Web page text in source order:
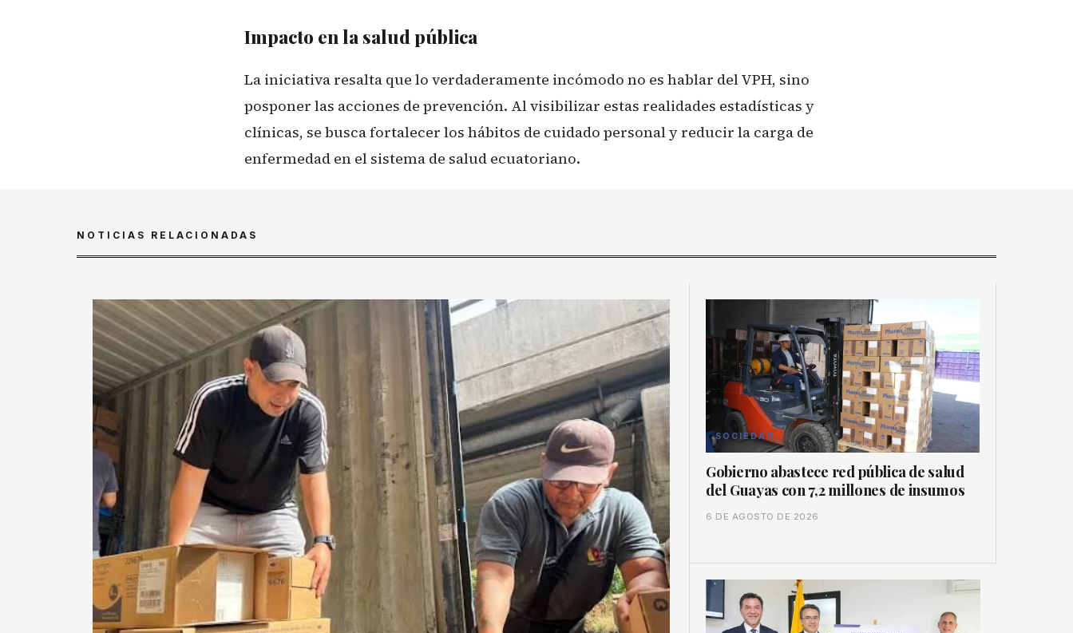
Impacto en la salud pública
La iniciativa resalta que lo verdaderamente incómodo no es hablar del VPH, sino
posponer las acciones de prevención. Al visibilizar estas realidades estadísticas y
clínicas, se busca fortalecer los hábitos de cuidado personal y reducir la carga de
enfermedad en el sistema de salud ecuatoriano.
NOTICIAS RELACIONADAS
SOCIEDAD
Gobierno abastece red pública de salud
del Guayas con 7,2 millones de insumos
6 DE AGOSTO DE 2026